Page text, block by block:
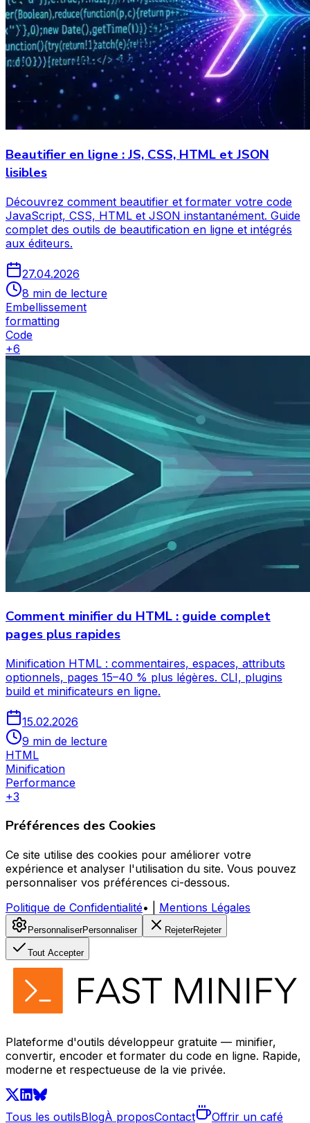
Beautifier en ligne : JS, CSS, HTML et JSON
lisibles
Découvrez comment beautifier et formater votre code
JavaScript, CSS, HTML et JSON instantanément. Guide
complet des outils de beautification en ligne et intégrés
aux éditeurs.
27.04.2026
8 min de lecture
Embellissement
formatting
Code
+6
Comment minifier du HTML : guide complet
pages plus rapides
Minification HTML : commentaires, espaces, attributs
optionnels, pages 15–40 % plus légères. CLI, plugins
build et minificateurs en ligne.
15.02.2026
9 min de lecture
HTML
Minification
Performance
+3
Préférences des Cookies
Ce site utilise des cookies pour améliorer votre
expérience et analyser l'utilisation du site. Vous pouvez
personnaliser vos préférences ci-dessous.
Politique de Confidentialité• Mentions Légales
PersonnaliserPersonnaliser RejeterRejeter
Tout Accepter
Plateforme d'outils développeur gratuite — minifier,
convertir, encoder et formater du code en ligne. Rapide,
moderne et respectueuse de la vie privée.
Tous les outilsBlogÀ proposContact
Offrir un café